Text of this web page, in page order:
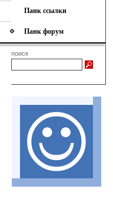
Панк ссылки
Панк форум
поиск